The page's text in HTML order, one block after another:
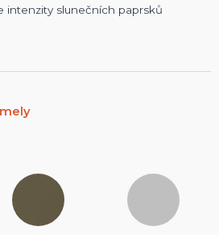
intenzity slunečních paprsků